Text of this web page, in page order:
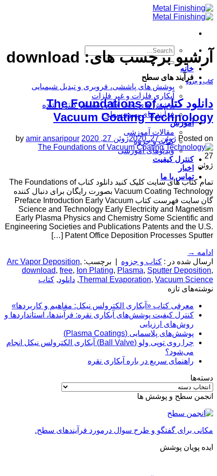
Skip
to
خانه
فرآیند های سطح
پوشش های پاششی، فروبری و تبدیل شیمیایی
آبکاری فلزات و غیر فلزات
پوشش های تحت خلا و اتمسفر کنترل شده
فرآیند های بهبود سطوح
آموزش
مقالات آموزشی
کتاب و جزوه
ویدئوهای آموزشی
کنترل کیفیت
اخبار
تماس با ما
آرشیو برچسب های: download
کتاب و جزوه
دانلود کتاب The Foundations of
Vacuum Coating Technology
Posted on ژوئن 27, 2020 ژوئن 27, 2020 by amir ansaripour
27
ژوئن
تمام کتاب های سایت کلیک کنید دانلود کتاب The Foundations of
Vacuum Coating Technology بصورت رایگان برای دنبال کننده
گان سایت فهرست کتاب Preface Introduction Early Vacuum
Science and Technology Early Electricity and Magnetism
Early Plasma Physics and Chemistry Some Scientific and
Engineering Societies and Publications Patents and the U.S.
Patent Office Deposition Processes Sputter […]
ادامه →
ارسال شده در : کتاب و جزوه برچسب: Arc Vapor Deposition,
download, free, Ion Plating, Plasma, Sputter Deposition,
Thermal Evaporation, Vacuum Science
, دانلود, کتاب
نوشته‌های تازه
معرفی کتاب «آبکاری الکترولس نیکل: مفاهیم و کاربردها»
کنترل کیفیت پوشش‌های آبکاری نقره: فرآیندها، استانداردها و
روش‌های ارزیابی
پوشش‌های پلاسمایی (Plasma Coatings)
چرا روی توپی‌ ولو (Ball Valve) آبکاری الکترولس نیکل انجام
می‌شود؟
راهنمای سریع در باره آبکاری نقره
دسته‌ها
دسته‌ها
انجمن سطح و پوشش ها
مکانی برای گفتگو و طرح سوال درمورد فرآیندهای سطح.
ایده پویان پوشش